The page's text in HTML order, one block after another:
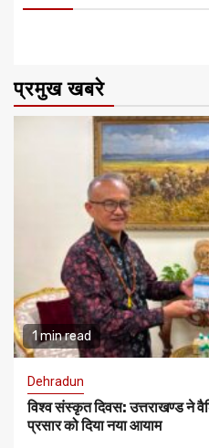
प्रमुख खबरे
1 min read
Dehradun
विश्व संस्कृत दिवस: उत्तराखण्ड ने
प्रसार को दिया नया आयाम